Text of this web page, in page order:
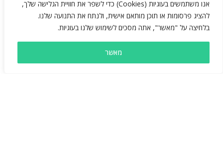
אנו משתמשים בעוגיות (Cookies) כדי לשפר את חוויית הגלישה שלך,
להציג פרסומות או תוכן מותאם אישית, ולנתח את התנועה שלנו.
בלחיצה על "מאשר", אתה מסכים לשימוש שלנו בעוגיות.
מאשר